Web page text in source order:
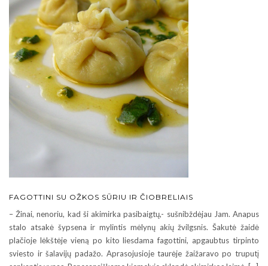
FAGOTTINI SU OŽKOS SŪRIU IR ČIOBRELIAIS
– Žinai, nenoriu, kad ši akimirka pasibaigtų,- sušnibždėjau Jam. Anapus
stalo atsakė šypsena ir mylintis mėlynų akių žvilgsnis. Šakutė žaidė
plačioje lėkštėje vieną po kito liesdama fagottini, apgaubtus tirpinto
sviesto ir šalavijų padažo. Aprasojusioje taurėje žaižaravo po truputį